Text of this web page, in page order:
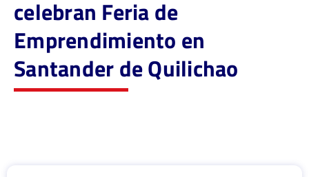
celebran Feria de
Emprendimiento en
Santander de Quilichao